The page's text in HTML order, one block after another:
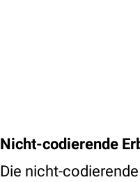
Nicht-codierende
Die nicht-